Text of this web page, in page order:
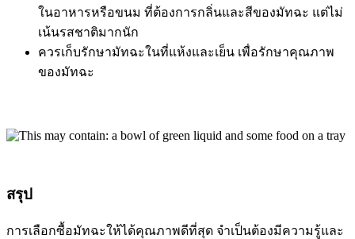
ในอาหารหรือขนม ที่ต้องการกลิ่นและสีของมัทฉะ แต่ไม่
เน้นรสชาติมากนัก
ควรเก็บรักษามัทฉะในที่แห้งและเย็น เพื่อรักษาคุณภาพ
ของมัทฉะ
สรุป
การเลือกซื้อมัทฉะให้ได้คุณภาพดีที่สุด จำเป็นต้องมีความรู้และ